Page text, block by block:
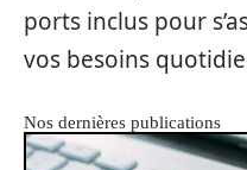
ports inclus pour
vos besoins
Nos dernières publications